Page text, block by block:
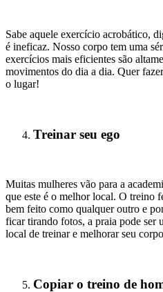
Sabe aquele exercício acrobático,
é ineficaz. Nosso corpo tem uma
exercícios mais eficientes são
movimentos do dia a dia. Quer
o lugar!
Treinar seu ego
Muitas mulheres vão para a
que este é o melhor local. O treino
bem feito como qualquer outro e
ficar tirando fotos, a praia pode ser
local de treinar e melhorar seu
Copiar o treino de